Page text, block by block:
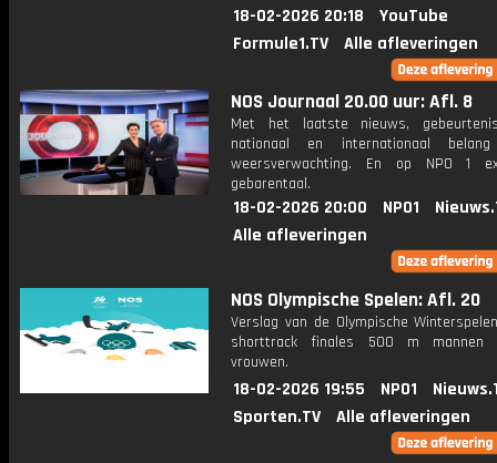
18-02-2026 20:18
YouTube
Formule1.TV
Alle afleveringen
NOS Journaal 20.00 uur: Afl. 8
Met het laatste nieuws,
nationaal en internationaal
weersverwachting. En op NPO 1
gebarentaal.
18-02-2026 20:00 NPO1
Alle afleveringen
NOS Olympische Spelen: Afl. 20
Verslag van de Olympische
shorttrack finales 500 m mannen
vrouwen.
18-02-2026 19:55 NPO1
Sporten.TV
Alle afleveringen